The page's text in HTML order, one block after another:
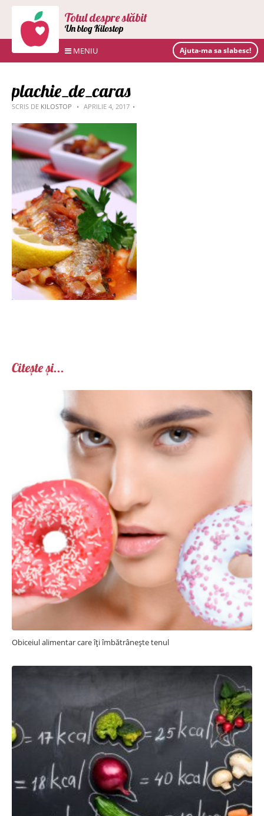
Totul despre slăbit
Un blog Kilostop
MENIU Ajuta-ma sa slabesc!
plachie_de_caras
SCRIS DE KILOSTOP APRILIE 4, 2017
Citește și...
Obiceiul alimentar care îți îmbătrânește tenul